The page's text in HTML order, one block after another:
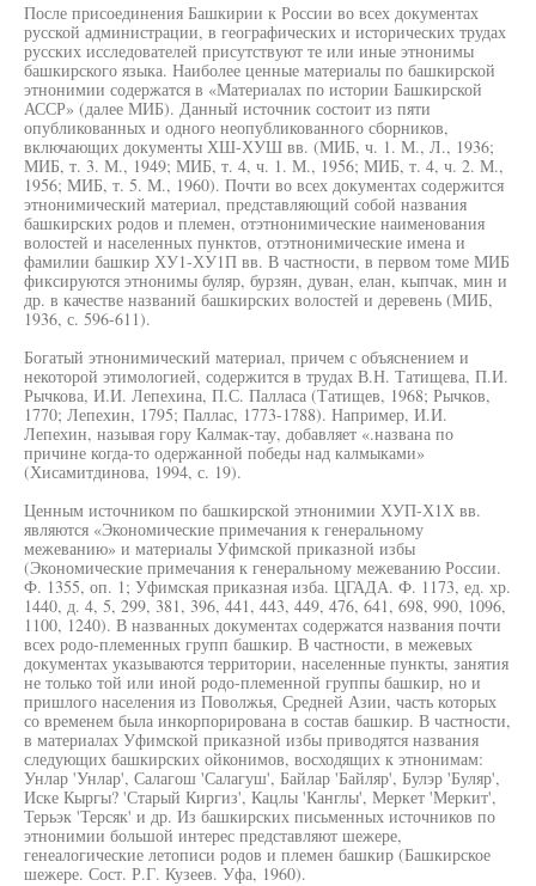
После присоединения Башкирии к России во всех документах
русской администрации, в географических и исторических трудах
русских исследователей присутствуют те или иные этнонимы
башкирского языка. Наиболее ценные материалы по башкирской
этнонимии содержатся в «Материалах по истории Башкирской
АССР» (далее МИБ). Данный источник состоит из пяти
опубликованных и одного неопубликованного сборников,
включающих документы ХШ-ХУШ вв. (МИБ, ч. 1. М., Л., 1936;
МИБ, т. 3. М., 1949; МИБ, т. 4, ч. 1. М., 1956; МИБ, т. 4, ч. 2. М.,
1956; МИБ, т. 5. М., 1960). Почти во всех документах содержится
этнонимический материал, представляющий собой названия
башкирских родов и племен, отэтнонимические наименования
волостей и населенных пунктов, отэтнонимические имена и
фамилии башкир ХУ1-ХУ1П вв. В частности, в первом томе МИБ
фиксируются этнонимы буляр, бурзян, дуван, елан, кыпчак, мин и
др. в качестве названий башкирских волостей и деревень (МИБ,
1936, с. 596-611).
Богатый этнонимический материал, причем с объяснением и
некоторой этимологией, содержится в трудах В.Н. Татищева, П.И.
Рычкова, И.И. Лепехина, П.С. Палласа (Татищев, 1968; Рычков,
1770; Лепехин, 1795; Паллас, 1773-1788). Например, И.И.
Лепехин, называя гору Калмак-тау, добавляет «.названа по
причине когда-то одержанной победы над калмыками»
(Хисамитдинова, 1994, с. 19).
Ценным источником по башкирской этнонимии ХУП-Х1Х вв.
являются «Экономические примечания к генеральному
межеванию» и материалы Уфимской приказной избы
(Экономические примечания к генеральному межеванию России.
Ф. 1355, оп. 1; Уфимская приказная изба. ЦГАДА. Ф. 1173, ед. хр.
1440, д. 4, 5, 299, 381, 396, 441, 443, 449, 476, 641, 698, 990, 1096,
1100, 1240). В названных документах содержатся названия почти
всех родо-племенных групп башкир. В частности, в межевых
документах указываются территории, населенные пункты, занятия
не только той или иной родо-племенной группы башкир, но и
пришлого населения из Поволжья, Средней Азии, часть которых
со временем была инкорпорирована в состав башкир. В частности,
в материалах Уфимской приказной избы приводятся названия
следующих башкирских ойконимов, восходящих к этнонимам:
Унлар 'Унлар', Салагош 'Салагуш', Байлар 'Байляр', Булэр 'Буляр',
Иске Кыргы? 'Старый Киргиз', Кацлы 'Канглы', Меркет 'Меркит',
Терьэк 'Терсяк' и др. Из башкирских письменных источников по
этнонимии большой интерес представляют шежере,
генеалогические летописи родов и племен башкир (Башкирское
шежере. Сост. Р.Г. Кузеев. Уфа, 1960).